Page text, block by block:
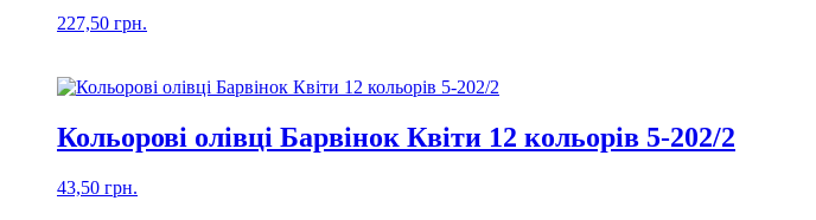
227,50 грн.
Кольорові олівці Барвінок Квіти 12 кольорів 5-202/2
43,50 грн.